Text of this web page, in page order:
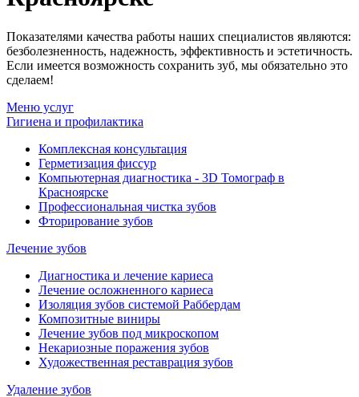
Показателями качества работы наших специалистов являются:
безболезненность, надежность, эффективность и эстетичность.
Если имеется возможность сохранить зуб, мы обязательно это
сделаем!
Меню услуг
Гигиена и профилактика
Комплексная консультация
Герметизация фиссур
Компьютерная диагностика - 3D Томограф в
Красноярске
Профессиональная чистка зубов
Фторирование зубов
Лечение зубов
Диагностика и лечение кариеса
Лечение осложненного кариеса
Изоляция зубов системой Раббердам
Композитные виниры
Лечение зубов под микроскопом
Некариозные поражения зубов
Художественная реставрация зубов
Удаление зубов